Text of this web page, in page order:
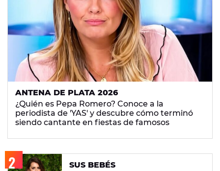
ANTENA DE PLATA 2026
¿Quién es Pepa Romero? Conoce a la
periodista de 'YAS' y descubre cómo terminó
siendo cantante en fiestas de famosos
SUS BEBÉS